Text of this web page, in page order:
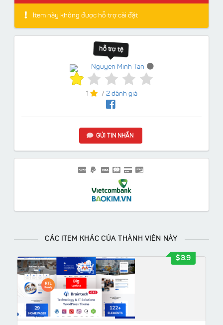
Item này không được hỗ trợ cài đặt
hỗ trợ tệ
Nguyen Minh Tan
1 / 2 đánh giá
GỬI TIN NHẮN
CÁC ITEM KHÁC CỦA THÀNH VIÊN NÀY
3.9